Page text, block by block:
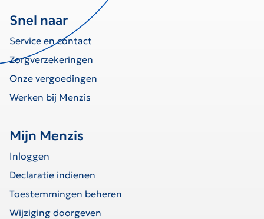
Snel naar
Service en contact
Zorgverzekeringen
Onze vergoedingen
Werken bij Menzis
Mijn Menzis
Inloggen
Declaratie indienen
Toestemmingen beheren
Wijziging doorgeven